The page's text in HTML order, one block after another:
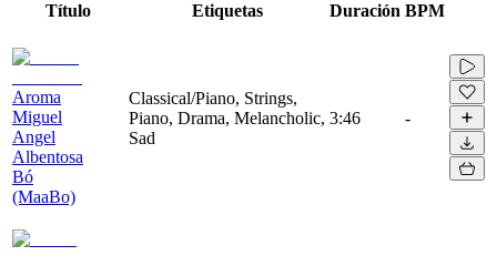
Título Etiquetas Duración BPM
Aroma
Miguel
Angel
Albentosa
Bó
(MaaBo)
Classical/Piano, Strings,
Piano, Drama, Melancholic,
Sad
3:46 -